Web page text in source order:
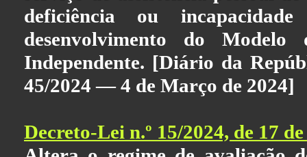
deficiência ou
desenvolvimento do
Independente. [Diário da
45/2024 — 4 de Março de 2024]
Decreto-Lei n.º 15/2024, de 17